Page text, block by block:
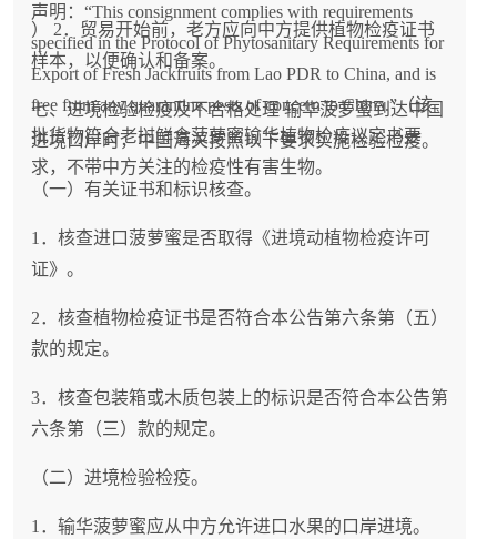
声明：“This consignment complies with requirements
specified in the Protocol of Phytosanitary Requirements for
Export of Fresh Jackfruits from Lao PDR to China, and is
free from any quarantine pests of concern to China.”（该
批货物符合老挝鲜食菠萝蜜输华植物检疫议定书要
求，不带中方关注的检疫性有害生物。
） 2．贸易开始前，老方应向中方提供植物检疫证书
样本，以便确认和备案。
七、进境检验检疫及不合格处理 输华菠萝蜜到达中国
进境口岸时，中国海关按照以下要求实施检验检疫。
（一）有关证书和标识核查。
1．核查进口菠萝蜜是否取得《进境动植物检疫许可
证》。
2．核查植物检疫证书是否符合本公告第六条第（五）
款的规定。
3．核查包装箱或木质包装上的标识是否符合本公告第
六条第（三）款的规定。
（二）进境检验检疫。
1．输华菠萝蜜应从中方允许进口水果的口岸进境。